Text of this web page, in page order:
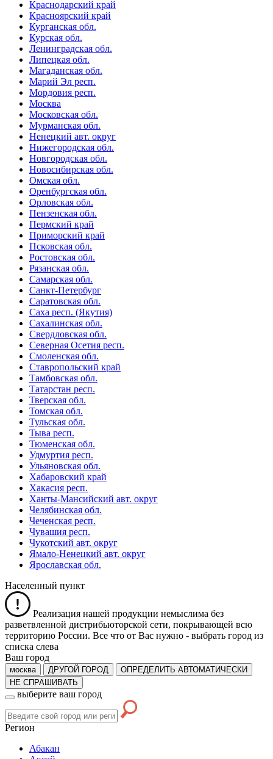
Краснодарский край
Красноярский край
Курганская обл.
Курская обл.
Ленинградская обл.
Липецкая обл.
Магаданская обл.
Марий Эл респ.
Мордовия респ.
Москва
Московская обл.
Мурманская обл.
Ненецкий авт. округ
Нижегородская обл.
Новгородская обл.
Новосибирская обл.
Омская обл.
Оренбургская обл.
Орловская обл.
Пензенская обл.
Пермский край
Приморский край
Псковская обл.
Ростовская обл.
Рязанская обл.
Самарская обл.
Санкт-Петербург
Саратовская обл.
Саха респ. (Якутия)
Сахалинская обл.
Свердловская обл.
Северная Осетия респ.
Смоленская обл.
Ставропольский край
Тамбовская обл.
Татарстан респ.
Тверская обл.
Томская обл.
Тульская обл.
Тыва респ.
Тюменская обл.
Удмуртия респ.
Ульяновская обл.
Хабаровский край
Хакасия респ.
Ханты-Мансийский авт. округ
Челябинская обл.
Чеченская респ.
Чувашия респ.
Чукотский авт. округ
Ямало-Ненецкий авт. округ
Ярославская обл.
Населенный пункт
Реализация нашей продукции немыслима без
разветвленной дистрибьюторской сети, покрывающей всю
территорию России. Все что от Вас нужно - выбрать город из
списка слева
Ваш город
москва ДРУГОЙ ГОРОД
ОПРЕДЕЛИТЬ АВТОМАТИЧЕСКИ
НЕ СПРАШИВАТЬ
выберите ваш город
Регион
Абакан